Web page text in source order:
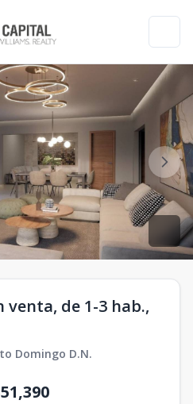
venta, de 1-3 hab.,
Domingo D.N.